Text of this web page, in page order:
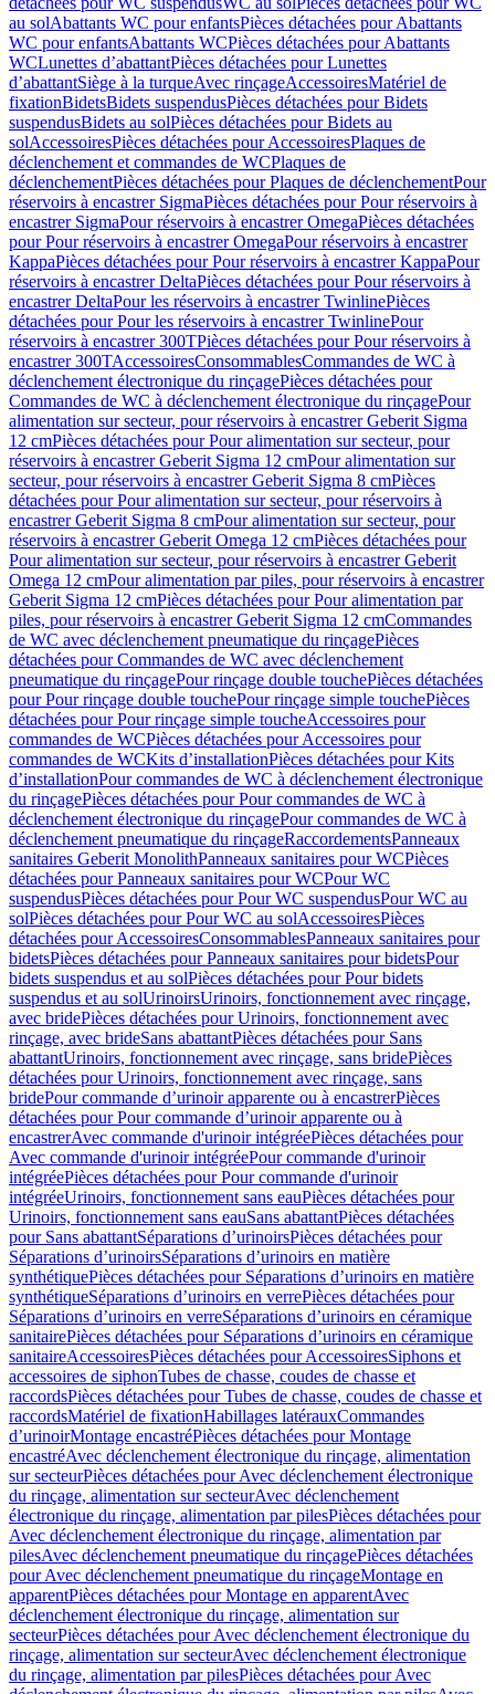
au solAbattants WC pour enfantsPièces détachées pour Abattants
WC pour enfantsAbattants WCPièces détachées pour Abattants
WCLunettes d’abattantPièces détachées pour Lunettes
d’abattantSiège à la turqueAvec rinçageAccessoiresMatériel de
fixationBidetsBidets suspendusPièces détachées pour Bidets
suspendusBidets au solPièces détachées pour Bidets au
solAccessoiresPièces détachées pour AccessoiresPlaques de
déclenchement et commandes de WCPlaques de
déclenchementPièces détachées pour Plaques de déclenchementPour
réservoirs à encastrer SigmaPièces détachées pour Pour réservoirs à
encastrer SigmaPour réservoirs à encastrer OmegaPièces détachées
pour Pour réservoirs à encastrer OmegaPour réservoirs à encastrer
KappaPièces détachées pour Pour réservoirs à encastrer KappaPour
réservoirs à encastrer DeltaPièces détachées pour Pour réservoirs à
encastrer DeltaPour les réservoirs à encastrer TwinlinePièces
détachées pour Pour les réservoirs à encastrer TwinlinePour
réservoirs à encastrer 300TPièces détachées pour Pour réservoirs à
encastrer 300TAccessoiresConsommablesCommandes de WC à
déclenchement électronique du rinçagePièces détachées pour
Commandes de WC à déclenchement électronique du rinçagePour
alimentation sur secteur, pour réservoirs à encastrer Geberit Sigma
12 cmPièces détachées pour Pour alimentation sur secteur, pour
réservoirs à encastrer Geberit Sigma 12 cmPour alimentation sur
secteur, pour réservoirs à encastrer Geberit Sigma 8 cmPièces
détachées pour Pour alimentation sur secteur, pour réservoirs à
encastrer Geberit Sigma 8 cmPour alimentation sur secteur, pour
réservoirs à encastrer Geberit Omega 12 cmPièces détachées pour
Pour alimentation sur secteur, pour réservoirs à encastrer Geberit
Omega 12 cmPour alimentation par piles, pour réservoirs à encastrer
Geberit Sigma 12 cmPièces détachées pour Pour alimentation par
piles, pour réservoirs à encastrer Geberit Sigma 12 cmCommandes
de WC avec déclenchement pneumatique du rinçagePièces
détachées pour Commandes de WC avec déclenchement
pneumatique du rinçagePour rinçage double touchePièces détachées
pour Pour rinçage double touchePour rinçage simple touchePièces
détachées pour Pour rinçage simple toucheAccessoires pour
commandes de WCPièces détachées pour Accessoires pour
commandes de WCKits d’installationPièces détachées pour Kits
d’installationPour commandes de WC à déclenchement électronique
du rinçagePièces détachées pour Pour commandes de WC à
déclenchement électronique du rinçagePour commandes de WC à
déclenchement pneumatique du rinçageRaccordementsPanneaux
sanitaires Geberit MonolithPanneaux sanitaires pour WCPièces
détachées pour Panneaux sanitaires pour WCPour WC
suspendusPièces détachées pour Pour WC suspendusPour WC au
solPièces détachées pour Pour WC au solAccessoiresPièces
détachées pour AccessoiresConsommablesPanneaux sanitaires pour
bidetsPièces détachées pour Panneaux sanitaires pour bidetsPour
bidets suspendus et au solPièces détachées pour Pour bidets
suspendus et au solUrinoirsUrinoirs, fonctionnement avec rinçage,
avec bridePièces détachées pour Urinoirs, fonctionnement avec
rinçage, avec brideSans abattantPièces détachées pour Sans
abattantUrinoirs, fonctionnement avec rinçage, sans bridePièces
détachées pour Urinoirs, fonctionnement avec rinçage, sans
bridePour commande d’urinoir apparente ou à encastrerPièces
détachées pour Pour commande d’urinoir apparente ou à
encastrerAvec commande d'urinoir intégréePièces détachées pour
Avec commande d'urinoir intégréePour commande d'urinoir
intégréePièces détachées pour Pour commande d'urinoir
intégréeUrinoirs, fonctionnement sans eauPièces détachées pour
Urinoirs, fonctionnement sans eauSans abattantPièces détachées
pour Sans abattantSéparations d’urinoirsPièces détachées pour
Séparations d’urinoirsSéparations d’urinoirs en matière
synthétiquePièces détachées pour Séparations d’urinoirs en matière
synthétiqueSéparations d’urinoirs en verrePièces détachées pour
Séparations d’urinoirs en verreSéparations d’urinoirs en céramique
sanitairePièces détachées pour Séparations d’urinoirs en céramique
sanitaireAccessoiresPièces détachées pour AccessoiresSiphons et
accessoires de siphonTubes de chasse, coudes de chasse et
raccordsPièces détachées pour Tubes de chasse, coudes de chasse et
raccordsMatériel de fixationHabillages latérauxCommandes
dʼurinoirMontage encastréPièces détachées pour Montage
encastréAvec déclenchement électronique du rinçage, alimentation
sur secteurPièces détachées pour Avec déclenchement électronique
du rinçage, alimentation sur secteurAvec déclenchement
électronique du rinçage, alimentation par pilesPièces détachées pour
Avec déclenchement électronique du rinçage, alimentation par
pilesAvec déclenchement pneumatique du rinçagePièces détachées
pour Avec déclenchement pneumatique du rinçageMontage en
apparentPièces détachées pour Montage en apparentAvec
déclenchement électronique du rinçage, alimentation sur
secteurPièces détachées pour Avec déclenchement électronique du
rinçage, alimentation sur secteurAvec déclenchement électronique
du rinçage, alimentation par pilesPièces détachées pour Avec